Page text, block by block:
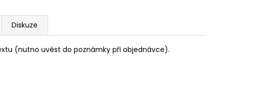
Diskuze
(nutno uvést do poznámky při objednávce).